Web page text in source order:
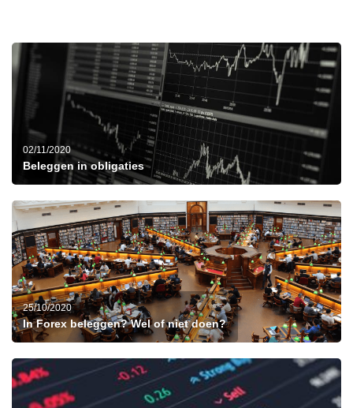
02/11/2020
Beleggen in obligaties
25/10/2020
In Forex beleggen? Wel of niet doen?